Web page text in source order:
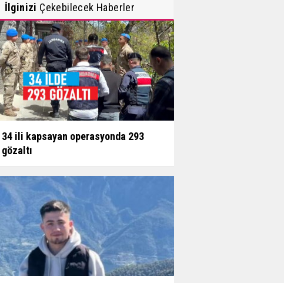
İlginizi Çekebilecek Haberler
34 ili kapsayan operasyonda 293
gözaltı